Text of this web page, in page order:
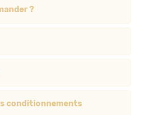
?
conditionnements